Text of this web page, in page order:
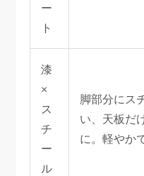
ー
ト
漆
×
ス
チ
ー
ル
脚部分にス
い、天板だ
に。軽やか